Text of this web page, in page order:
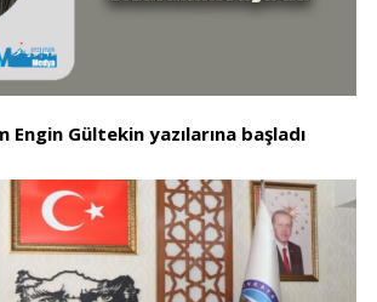
Engin Gültekin yazılarına başladı